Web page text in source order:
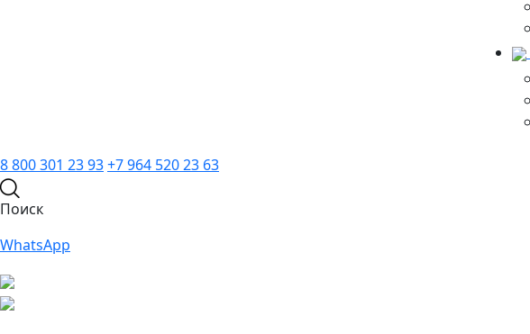
8 800 301 23 93+7 964 520 23 63
Поиск
WhatsApp